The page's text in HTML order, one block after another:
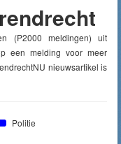
(P2000 meldingen) uit
een melding voor meer
nieuwsartikel is
Politie